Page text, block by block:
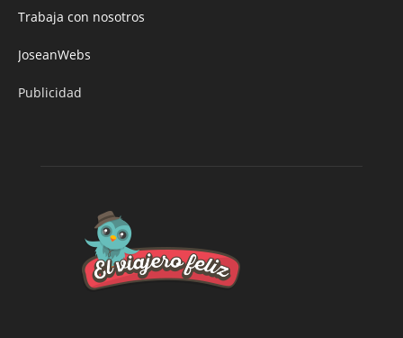
Trabaja con nosotros
JoseanWebs
Publicidad